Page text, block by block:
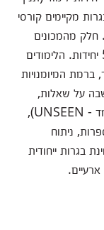
מקיימים קורסי
יחידות לימוד. חלק מהמכונים
מקיימים קורס תנ'ך מוגבר לבגרות ברמה של 5 יחידות. הלימודים
המיומנויות
על שאלות,
-
UNSEEN
),
ניתוח
בגרות ייחודית